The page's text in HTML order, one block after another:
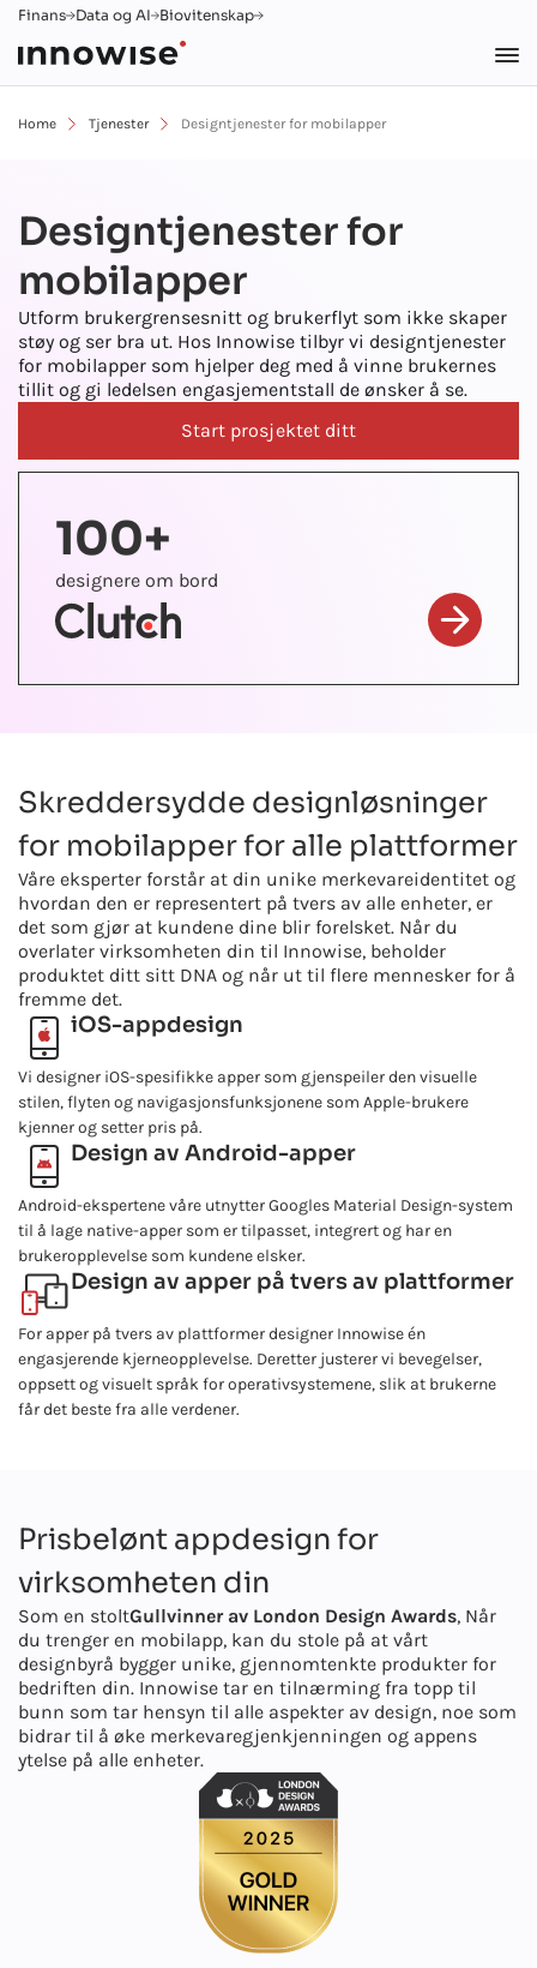
Finans Data og AI Biovitenskap
Home Tjenester Designtjenester for mobilapper
Designtjenester for
mobilapper
Utform brukergrensesnitt og brukerflyt som ikke skaper
støy og ser bra ut. Hos Innowise tilbyr vi designtjenester
for mobilapper som hjelper deg med å vinne brukernes
tillit og gi ledelsen engasjementstall de ønsker å se.
Start prosjektet ditt
100+
designere om bord
Skreddersydde designløsninger
for mobilapper for alle plattformer
Våre eksperter forstår at din unike merkevareidentitet og
hvordan den er representert på tvers av alle enheter, er
det som gjør at kundene dine blir forelsket. Når du
overlater virksomheten din til Innowise, beholder
produktet ditt sitt DNA og når ut til flere mennesker for å
fremme det.
iOS-appdesign
Vi designer iOS-spesifikke apper som gjenspeiler den visuelle
stilen, flyten og navigasjonsfunksjonene som Apple-brukere
kjenner og setter pris på.
Design av Android-apper
Android-ekspertene våre utnytter Googles Material Design-system
til å lage native-apper som er tilpasset, integrert og har en
brukeropplevelse som kundene elsker.
Design av apper på tvers av plattformer
For apper på tvers av plattformer designer Innowise én
engasjerende kjerneopplevelse. Deretter justerer vi bevegelser,
oppsett og visuelt språk for operativsystemene, slik at brukerne
får det beste fra alle verdener.
Prisbelønt appdesign for
virksomheten din
Som en stoltGullvinner av London Design Awards, Når
du trenger en mobilapp, kan du stole på at vårt
designbyrå bygger unike, gjennomtenkte produkter for
bedriften din. Innowise tar en tilnærming fra topp til
bunn som tar hensyn til alle aspekter av design, noe som
bidrar til å øke merkevaregjenkjenningen og appens
ytelse på alle enheter.